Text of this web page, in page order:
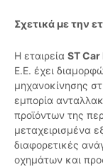
Σχετικά με την
Η εταιρεία ST Car
Ε.Ε. έχει
μηχανοκίνησης
εμπορία
προϊόντων της
μεταχειρισμένα
διαφορετικές
οχημάτων και